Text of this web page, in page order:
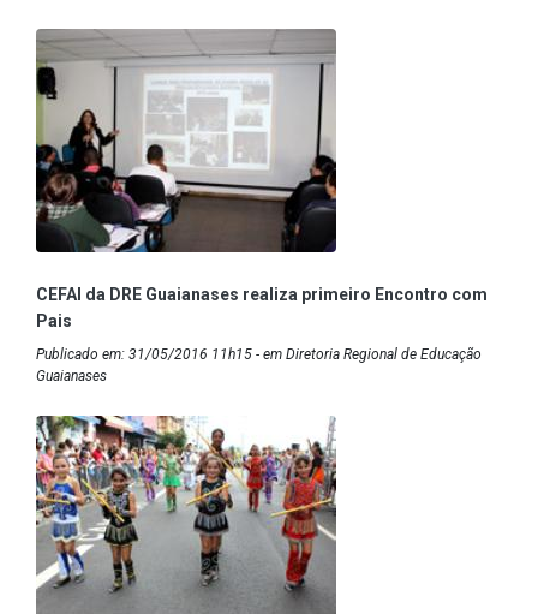
CEFAI da DRE Guaianases realiza primeiro Encontro com
Pais
Publicado em: 31/05/2016 11h15 - em Diretoria Regional de Educação
Guaianases